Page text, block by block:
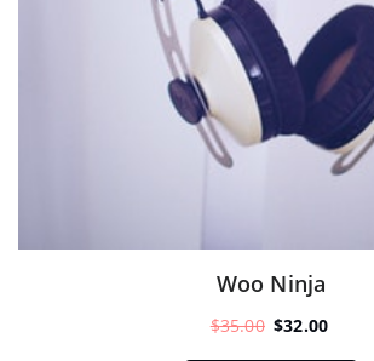
Woo Ninja
$35.00 El
$32.00